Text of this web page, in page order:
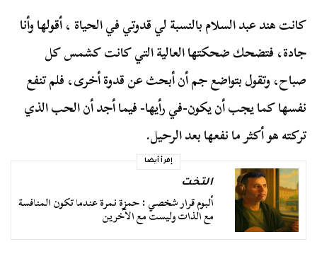
كانت هند عبد السلام بالنسبة لي قدوتي في الحياة ، أقولها وأنا
جادة، فتضحك ضحكتها العالية التي كانت كشمس كل
صباح، وتقول بتواضع جم أن أبحث عن قدوة أخرى، فلم تنفع
نفسها كما يجب أن يكون-في رأيها- فيما أجد أن الحب الذي
تركته هو أكثر ما نفعها بعد الرحيل.
إقرأ أيضا
التخت
ألبوم قرار شخصي : حمزة نمرة عندما تكون المنافسة
مع الذات وليست مع الآخرين